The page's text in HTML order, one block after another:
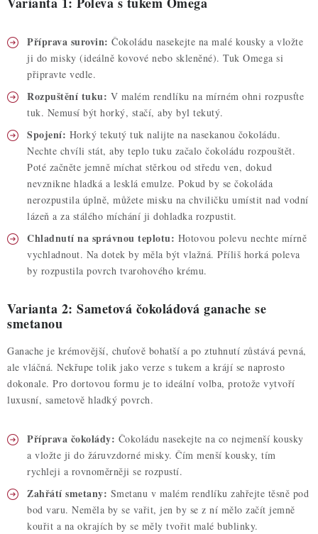
Příprava surovin: Čokoládu nasekejte na malé kousky a vložte
ji do misky (ideálně kovové nebo skleněné). Tuk Omega si
připravte vedle.
Rozpuštění tuku: V malém rendlíku na mírném ohni rozpusťte
tuk. Nemusí být horký, stačí, aby byl tekutý.
Spojení: Horký tekutý tuk nalijte na nasekanou čokoládu.
Nechte chvíli stát, aby teplo tuku začalo čokoládu rozpouštět.
Poté začněte jemně míchat stěrkou od středu ven, dokud
nevznikne hladká a lesklá emulze. Pokud by se čokoláda
nerozpustila úplně, můžete misku na chviličku umístit nad vodní
lázeň a za stálého míchání ji dohladka rozpustit.
Chladnutí na správnou teplotu: Hotovou polevu nechte mírně
vychladnout. Na dotek by měla být vlažná. Příliš horká poleva
by rozpustila povrch tvarohového krému.
Varianta 2: Sametová čokoládová ganache se
smetanou
Ganache je krémovější, chuťově bohatší a po ztuhnutí zůstává pevná,
ale vláčná. Nekřupe tolik jako verze s tukem a krájí se naprosto
dokonale. Pro dortovou formu je to ideální volba, protože vytvoří
luxusní, sametově hladký povrch.
Příprava čokolády: Čokoládu nasekejte na co nejmenší kousky
a vložte ji do žáruvzdorné misky. Čím menší kousky, tím
rychleji a rovnoměrněji se rozpustí.
Zahřátí smetany: Smetanu v malém rendlíku zahřejte těsně pod
bod varu. Neměla by se vařit, jen by se z ní mělo začít jemně
kouřit a na okrajích by se měly tvořit malé bublinky.